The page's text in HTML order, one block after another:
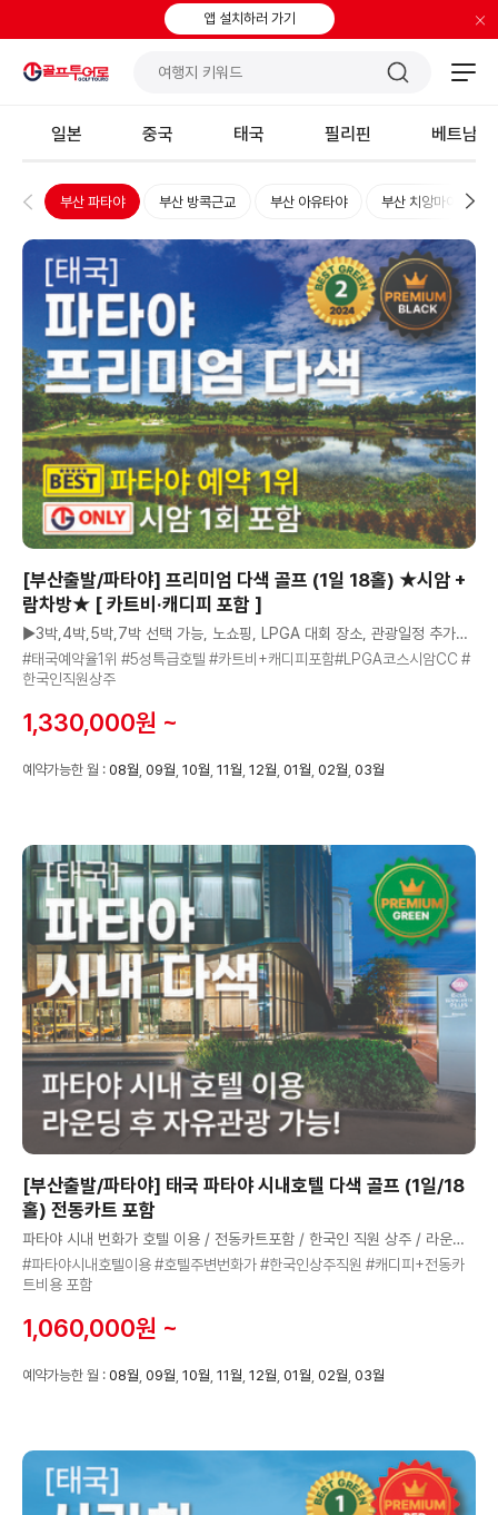
앱 설치하러 가기 ×
일본 중국 태국 필리핀 베트남
부산 파타야 부산 방콕근교 부산 아유타야 부산 치앙마이
[부산출발/파타야] 프리미엄 다색 골프 (1일 18홀) ★시암 +
람차방★ [ 카트비·캐디피 포함 ]
▶3박,4박,5박,7박 선택 가능, 노쇼핑, LPGA 대회 장소, 관광일정 추가가능◀
#태국예약율1위 #5성특급호텔 #카트비+캐디피포함#LPGA코스시암CC #
한국인직원상주
1,330,000원 ~
예약가능한 월 : 08월 09월 10월 11월 12월 01월 02월 03월
[부산출발/파타야] 태국 파타야 시내호텔 다색 골프 (1일/18
홀) 전동카트 포함
파타야 시내 번화가 호텔 이용 / 전동카트포함 / 한국인 직원 상주 / 라운드 후 다양한 선택관광 가능
#파타야시내호텔이용 #호텔주변번화가 #한국인상주직원 #캐디피+전동카
트비용 포함
1,060,000원 ~
예약가능한 월 : 08월 09월 10월 11월 12월 01월 02월 03월